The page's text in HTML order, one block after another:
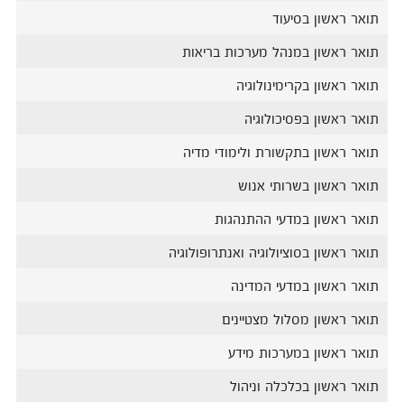
תואר ראשון בסיעוד
תואר ראשון במנהל מערכות בריאות
תואר ראשון בקרימינולוגיה
תואר ראשון בפסיכולוגיה
תואר ראשון בתקשורת ולימודי מדיה
תואר ראשון בשרותי אנוש
תואר ראשון במדעי ההתנהגות
תואר ראשון בסוציולוגיה ואנתרופולוגיה
תואר ראשון במדעי המדינה
תואר ראשון מסלול מצטיינים
תואר ראשון במערכות מידע
תואר ראשון בכלכלה וניהול